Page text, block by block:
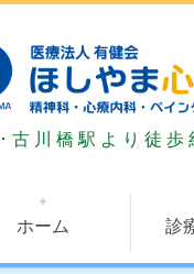
ホーム 診